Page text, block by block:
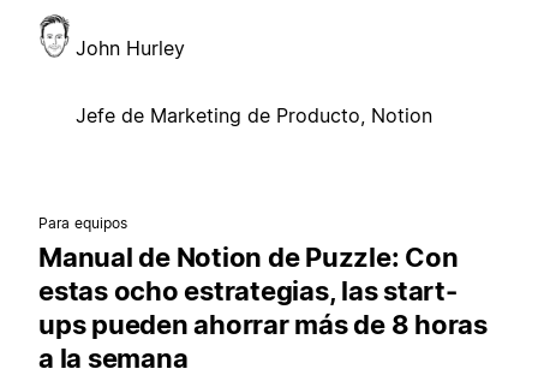
John Hurley
Jefe de Marketing de Producto, Notion
Para equipos
Manual de Notion de Puzzle: Con
estas ocho estrategias, las start-
ups pueden ahorrar más de 8 horas
a la semana